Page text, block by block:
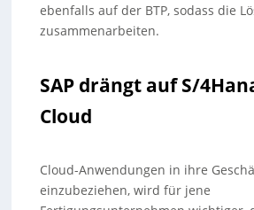
ebenfalls auf der BTP, sodass die
zusammenarbeiten.
SAP drängt auf S/
Cloud
Cloud-Anwendungen in ihre
einzubeziehen, wird für jene